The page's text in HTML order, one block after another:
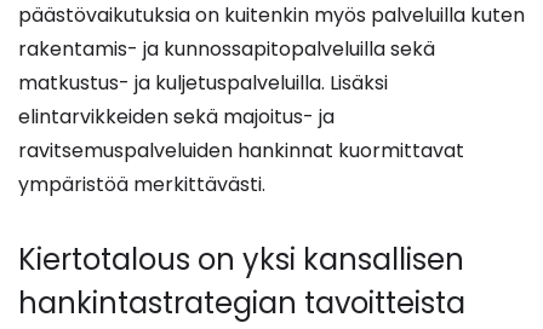
päästövaikutuksia on kuitenkin myös palveluilla kuten
rakentamis- ja kunnossapitopalveluilla sekä
matkustus- ja kuljetuspalveluilla. Lisäksi
elintarvikkeiden sekä majoitus- ja
ravitsemuspalveluiden hankinnat kuormittavat
ympäristöä merkittävästi.
Kiertotalous on yksi kansallisen
hankintastrategian tavoitteista